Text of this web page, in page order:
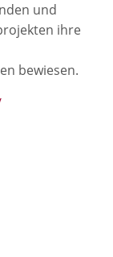
und
ihre
bewiesen.